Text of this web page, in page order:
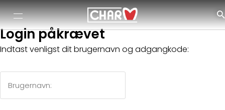
Login påkrævet
Indtast venligst dit brugernavn og adgangkode: